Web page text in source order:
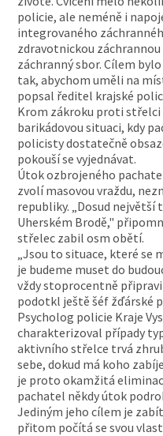
policie, ale neméně i
integrovaného
zdravotnickou
záchranný sbor. Cílem
tak, abychom uměli na
popsal ředitel krajské
Krom zákroku proti střelci
barikádovou situaci, kdy
policisty dostatečně
pokouší se vyjednávat.
Útok ozbrojeného
zvolí masovou vraždu,
republiky. „Dosud největší
Uherském Brodě,"
střelec zabil osm obětí.
„Jsou to situace, které se
je budeme muset do
vždy stoprocentně
podotkl ještě šéf žďárské
Psycholog policie Kraje
charakterizoval případy
aktivního střelce trvá
sebe, dokud má koho
je proto okamžitá
pachatel někdy útok
Jediným jeho cílem je
přitom počítá se svou